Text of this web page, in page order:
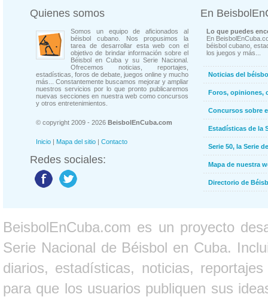
Quienes somos
Somos un equipo de aficionados al
béisbol cubano. Nos propusimos la
tarea de desarrollar esta web con el
objetivo de brindar información sobre el
Béisbol en Cuba y su Serie Nacional.
Ofrecemos noticias, reportajes,
estadísticas, foros de debate, juegos online y mucho
más... Constantemente buscamos mejorar y ampliar
nuestros servicios por lo que pronto publicaremos
nuevas secciones en nuestra web como concursos
y otros entretenimientos.
© copyright 2009 - 2026 BeisbolEnCuba.com
Inicio | Mapa del sitio | Contacto
Redes sociales:
En
Lo que puedes
En
béisbol cubano,
los juegos y más...
Noticias del
Foros, opiniones,
Concursos sobre
Estadísticas de la
Serie 50, la Serie
Mapa de nuestra
Directorio de
BeisbolEnCuba.com es un proyecto
Serie Nacional de Béisbol en Cuba.
diarios, estadísticas, noticias,
para que los usuarios publiquen sus